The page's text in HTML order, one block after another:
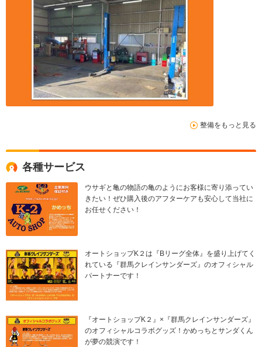
整備をもっと見る
各種サービス
ウサギと亀の物語の亀のようにお客様に寄り添ってい
きたい！ぜひ購入後のアフターケアも安心して当社に
お任せください！
オートショップK２は『Bリーグ全体』を盛り上げてく
れている『群馬クレインサンダーズ』のオフィシャル
パートナーです！
『オートショップK２』×『群馬クレインサンダーズ』
のオフィシャルコラボグッズ！かめっちとサンダくん
が夢の競演です！